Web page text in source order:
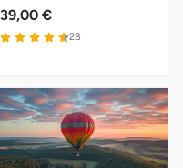
39,00 €
4.6 von 5
28